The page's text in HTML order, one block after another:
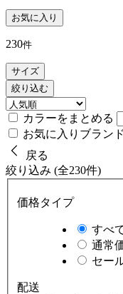
お気に入り
230件
サイズ
絞り込む
カラーをまとめる
お気に入りブランド
戻る
絞り込み (全230件)
価格タイプ
すべ
通常
セー
配送